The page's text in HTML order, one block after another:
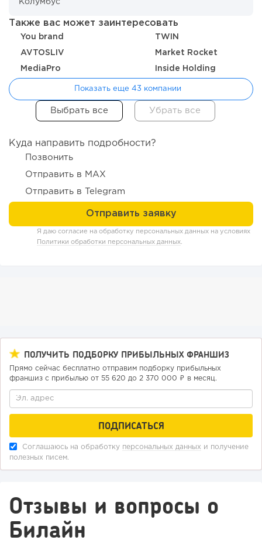
От стартапа за 30 тысяч рублей до бизнеса стоимостью
миллиарды:...
222
«Прибыль 20 млн в год, а я ездил на метро»: куда в
интернет-магазине...
Также вас может заинтересовать
You brand TWIN
AVTOSLIV Market Rocket
MediaPro Inside Holding
Показать еще 43 компании
Куда направить подробности?
Позвонить
Отправить в MAX
Отправить в Telegram
Я даю согласие на обработку персональных данных на условиях
Политики обработки персональных данных
ПОЛУЧИТЬ ПОДБОРКУ ПРИБЫЛЬНЫХ ФРАНШИЗ
Прямо сейчас бесплатно отправим подборку прибыльных
франшиз с прибылью от 55 620 до 2 370 000 ₽ в месяц.
Соглашаюсь на обработку персональных данных и получение
полезных писем.
Отзывы и вопросы о
Билайн